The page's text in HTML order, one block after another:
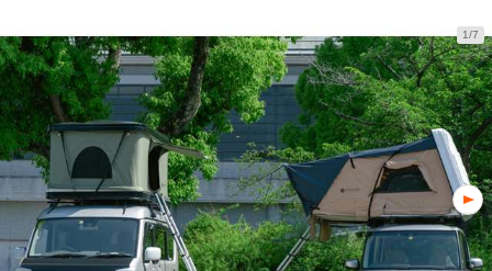
1/7